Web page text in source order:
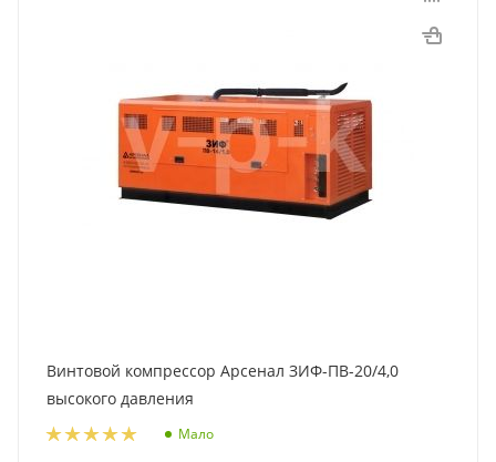
Винтовой компрессор Арсенал ЗИФ-ПВ-20/4,0
высокого давления
Мало